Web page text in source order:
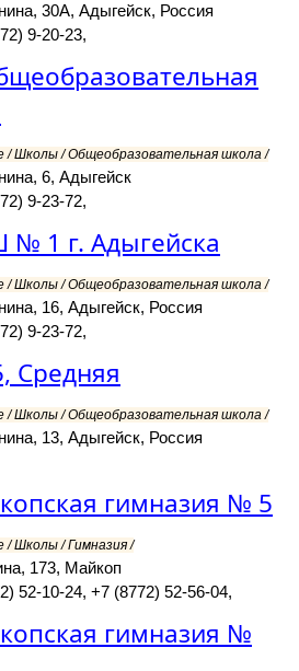
30А, Адыгейск, Россия
9-20-23,
/ Школы / Общеобразовательная школа /
6, Адыгейск
9-23-72,
1 г. Адыгейска
/ Школы / Общеобразовательная школа /
16, Адыгейск, Россия
9-23-72,
Средняя
/ Школы / Общеобразовательная школа /
13, Адыгейск, Россия
гимназия № 5
/ Школы / Гимназия /
173, Майкоп
52-10-24, +7 (8772) 52-56-04,
гимназия №